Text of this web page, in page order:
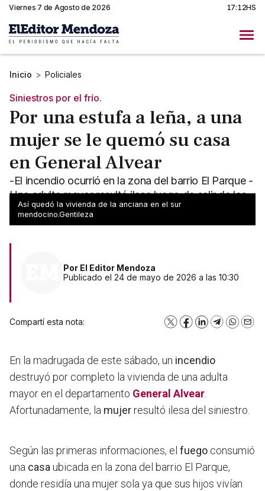
Viernes 7 de Agosto de 2026 17:12HS
Inicio > Policiales
Siniestros por el frío.
Por una estufa a leña, a una
mujer se le quemó su casa
en General Alvear
-El incendio ocurrió en la zona del barrio El Parque -
Una adulta mayor resultó ilesa luego de salir de las
llamas
Así quedó la vivienda de la anciana en el sur
mendocino.Gentileza
Por El Editor Mendoza
Publicado el 24 de mayo de 2026 a las 10:30
Compartí esta nota: X Facebook
LinkedInTelegram
En la madrugada de este sábado, un incendio
destruyó por completo la vivienda de una adulta
mayor en el departamento General Alvear
Afortunadamente, la mujerresultó ilesa del siniestro.
Según las primeras informaciones, el fuego consumió
una casa ubicada en la zona del barrio El Parque,
donde residía una mujer sola ya que sus hijos vivían